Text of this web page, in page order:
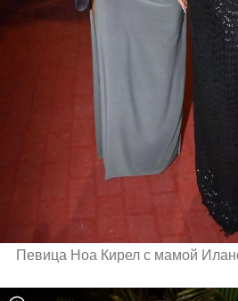
Певица Ноа Кирел с мамой